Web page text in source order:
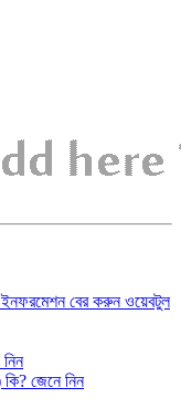
ইনফরমেশন বের করুন ওয়েবটুল
জেনে নিন